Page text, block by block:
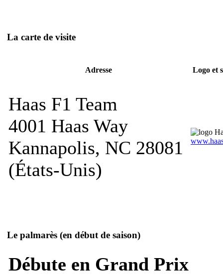
La carte de visite
Adresse Logo et
Haas F1 Team
4001 Haas Way
Kannapolis, NC 28081
(États-Unis)
Le palmarès (en début de saison)
Débute en Grand Prix